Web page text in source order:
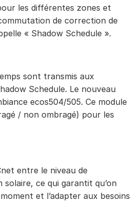
les différentes zones et
de correction de
« Shadow Schedule ».
sont transmis aux
Schedule. Le nouveau
ecos504/505. Ce module
/ non ombragé) pour les
entre le niveau de
ce qui garantit qu’on
et l’adapter aux besoins